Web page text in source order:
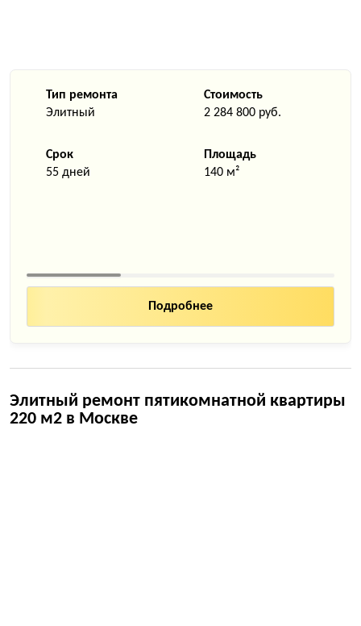
Тип ремонта
Элитный
Стоимость
2 284 800 руб.
Срок
55 дней
Площадь
140 м²
Подробнее
Элитный ремонт пятикомнатной квартиры
220 м2 в Москве